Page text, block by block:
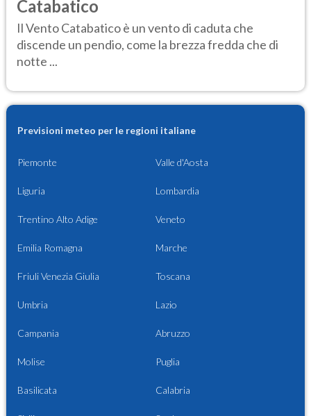
Catabatico
Il Vento Catabatico è un vento di caduta che
discende un pendio, come la brezza fredda che di
notte ...
Previsioni meteo per le regioni italiane
Piemonte Valle d'Aosta
Liguria Lombardia
Trentino Alto Adige Veneto
Emilia Romagna Marche
Friuli Venezia Giulia Toscana
Umbria Lazio
Campania Abruzzo
Molise Puglia
Basilicata Calabria